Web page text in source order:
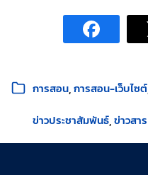
หมวดหมู่:
การสอน การสอน-เว็บไซต์
ข่าวประชาสัมพันธ์ ข่าวสาร